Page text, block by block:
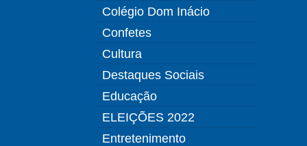
Colégio Dom Inácio
Confetes
Cultura
Destaques Sociais
Educação
ELEIÇÕES 2022
Entretenimento